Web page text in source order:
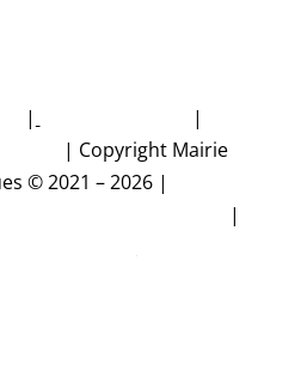
|
|
| Copyright Mairie
© 2021 – 2026 |
|